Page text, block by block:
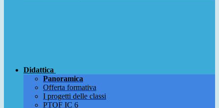
Didattica
Panoramica
Offerta formativa
I progetti delle classi
PTOF IC 6